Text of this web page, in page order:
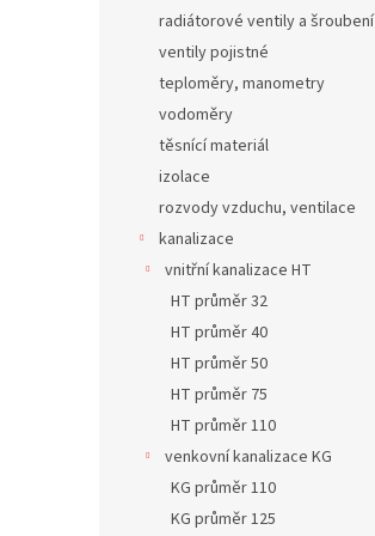
radiátorové ventily a šroubení
ventily pojistné
teploměry, manometry
vodoměry
těsnící materiál
izolace
rozvody vzduchu, ventilace
kanalizace
vnitřní kanalizace HT
HT průměr 32
HT průměr 40
HT průměr 50
HT průměr 75
HT průměr 110
venkovní kanalizace KG
KG průměr 110
KG průměr 125